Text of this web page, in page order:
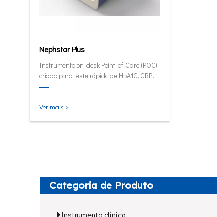
Nephstar Plus
Instrumento on-desk Point-of-Care (POC)
criado para teste rápido de HbA1C, CRP,
mALB e SAA.
Ver mais >
Categoria de Produto
Instrumento clínico